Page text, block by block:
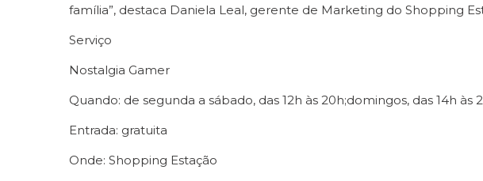
família”, destaca Daniela Leal, gerente de Marketing do Shopping
Serviço
Nostalgia Gamer
Quando: de segunda a sábado, das 12h às 20h;domingos, das 14h às
Entrada: gratuita
Onde: Shopping Estação